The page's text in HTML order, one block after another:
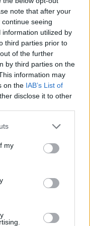
note that after your
seeing
utilized by
third parties prior to
of the further
by third parties on the
information may
on the IAB’s List of
disclose it to other
my
τη διάρκεια του
57 κρούσματα
χωρίς
για
ενδημικές
ενδημικές χώρες,
το ΚΕΕΛΠΝΟ
θάνατοι
σε καμία περιοχή
ασθενής στη